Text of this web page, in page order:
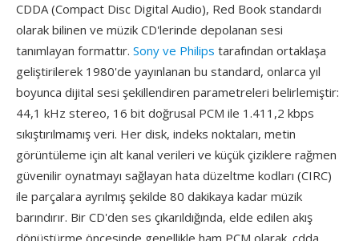
CDDA (Compact Disc Digital Audio), Red Book standardı
olarak bilinen ve müzik CD'lerinde depolanan sesi
tanımlayan formattır. Sony ve Philips tarafından ortaklaşa
geliştirilerek 1980'de yayınlanan bu standard, onlarca yıl
boyunca dijital sesi şekillendiren parametreleri belirlemiştir:
44,1 kHz stereo, 16 bit doğrusal PCM ile 1.411,2 kbps
sıkıştırılmamış veri. Her disk, indeks noktaları, metin
görüntüleme için alt kanal verileri ve küçük çiziklere rağmen
güvenilir oynatmayı sağlayan hata düzeltme kodları (CIRC)
ile parçalara ayrılmış şekilde 80 dakikaya kadar müzik
barındırır. Bir CD'den ses çıkarıldığında, elde edilen akış
dönüştürme öncesinde genellikle ham PCM olarak .cdda